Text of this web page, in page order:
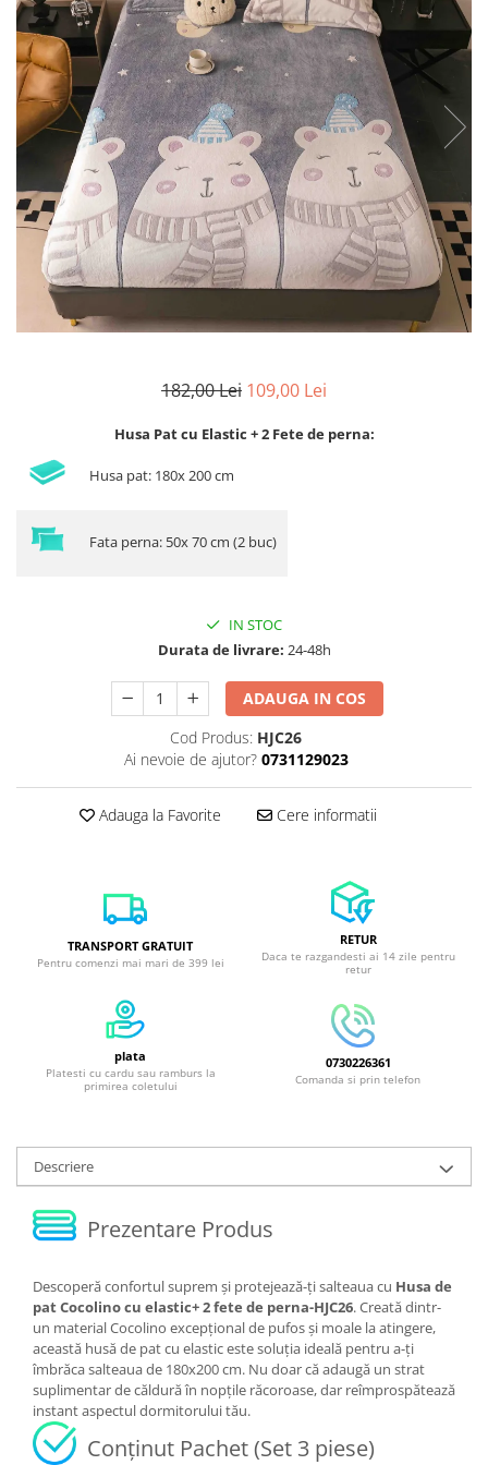
Lenjerii de pat Bumbac 100%
Lenjerii de pat Cocolino
Lenjerii de pat Finet + 2 Draperii
Lenjerii de pat Saten 4 piese cu
182,00 Lei 109,00 Lei
Husa Pat cu Elastic + 2 Fete de perna:
Husa pat: 180x 200 cm
Fata perna: 50x 70 cm (2 buc)
IN STOC
Durata de livrare: 24-48h
ADAUGA IN COS
Cod Produs: HJC26
Ai nevoie de ajutor? 0731129023
Adauga la Favorite Cere informatii
TRANSPORT GRATUIT
Pentru comenzi mai mari de 399 lei
RETUR
Daca te razgandesti ai 14 zile pentru
retur
plata
Platesti cu cardu sau ramburs la
primirea coletului
0730226361
Comanda si prin telefon
Descriere
Prezentare Produs
Descoperă confortul suprem și protejează-ți salteaua cu Husa de
pat Cocolino cu elastic+ 2 fete de perna-HJC26. Creată dintr-
un material Cocolino excepțional de pufos și moale la atingere,
această husă de pat cu elastic este soluția ideală pentru a-ți
îmbrăca salteaua de 180x200 cm. Nu doar că adaugă un strat
suplimentar de căldură în nopțile răcoroase, dar reîmprospătează
instant aspectul dormitorului tău.
Conținut Pachet (Set 3 piese)